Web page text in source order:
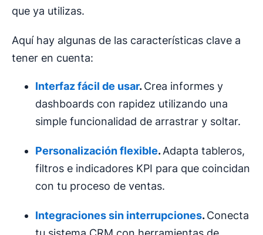
que ya utilizas.
Aquí hay algunas de las características clave a
tener en cuenta:
Interfazfácil de usar.Crea informes y
dashboards con rapidez utilizando una
simple funcionalidad de arrastrar y soltar.
Personalización flexible.Adapta tableros,
filtros e indicadores KPI para que coincidan
con tu proceso de ventas.
Integraciones sin interrupciones.Conecta